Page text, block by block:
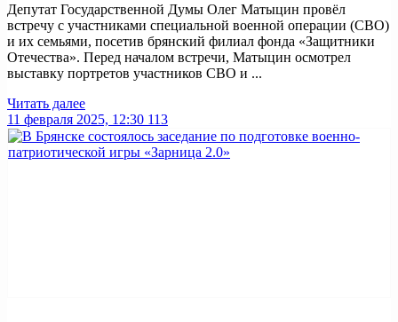
Депутат Государственной Думы Олег Матыцин провёл
встречу с участниками специальной военной операции (СВО)
и их семьями, посетив брянский филиал фонда «Защитники
Отечества». Перед началом встречи, Матыцин осмотрел
выставку портретов участников СВО и ...
Читать далее
11 февраля 2025, 12:30 113